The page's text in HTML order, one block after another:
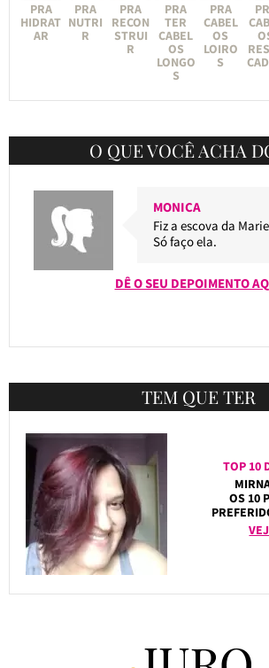
PRA
HIDRAT
AR
PRA
NUTRI
R
PRA
RECON
STRUI
R
PRA
TER
CABEL
OS
LONGO
S
PRA
CABEL
OS
LOIRO
S
O QUE VOCÊ ACHA
MONICA
Fiz a escova da
Só faço ela.
DÊ O SEU DEPOIMENTO
TEM QUE TER
TOP 10
OS 10